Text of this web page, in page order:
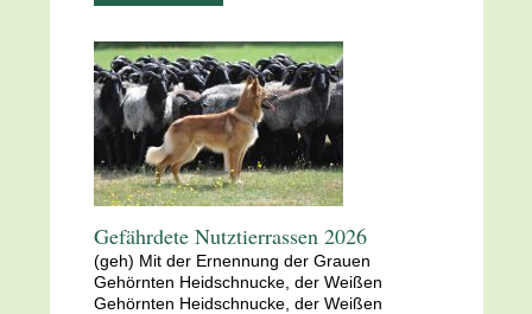
Gefährdete Nutztierrassen 2026
(geh) Mit der Ernennung der Grauen
Gehörnten Heidschnucke, der Weißen
Gehörnten Heidschnucke, der Weißen